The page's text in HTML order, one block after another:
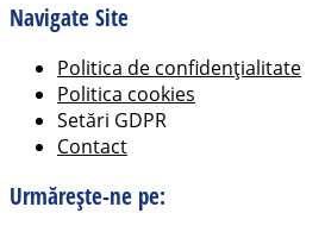
Navigate Site
Politica de confidențialitate
Politica cookies
Setări GDPR
Contact
Urmărește-ne pe: